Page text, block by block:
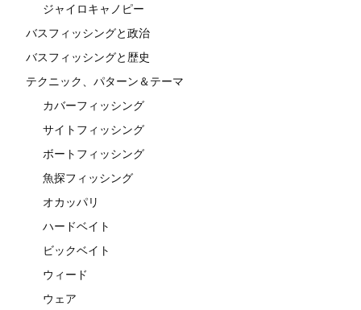
ジャイロキャノピー
バスフィッシングと政治
バスフィッシングと歴史
テクニック、パターン＆テーマ
カバーフィッシング
サイトフィッシング
ボートフィッシング
魚探フィッシング
オカッパリ
ハードベイト
ビックベイト
ウィード
ウェア